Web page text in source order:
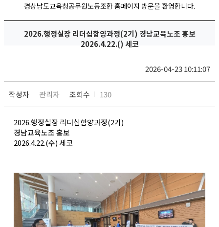
경상남도교육청공무원노동조합 홈페이지 방문을 환영합니다.
2026.행정실장 리더십함양과정(2기) 경남교육노조 홍보
2026.4.22.() 세코
2026-04-23 10:11:07
작성자 관리자 조회수 130
2026.행정실장 리더십함양과정(2기)
경남교육노조 홍보
2026.4.22.(수) 세코